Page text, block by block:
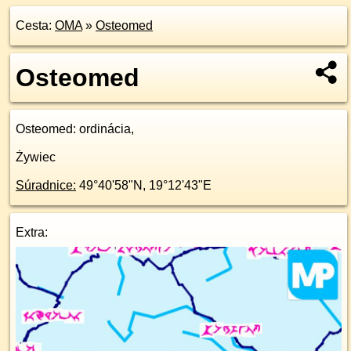
Cesta: OMA» Osteomed
Osteomed
Osteomed: ordinácia,
Żywiec
Súradnice: 49°40'58"N , 19°12'43"E
Extra: